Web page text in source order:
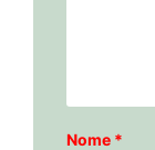
Nome *